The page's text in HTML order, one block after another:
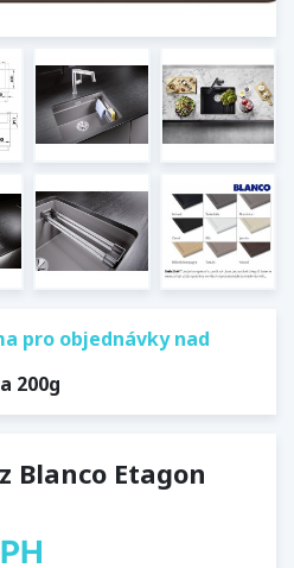
pro objednávky nad
200g
Blanco Etagon